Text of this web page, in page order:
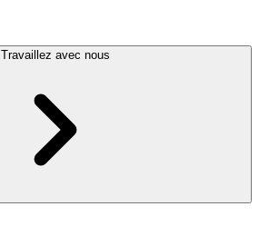
Travaillez avec nous